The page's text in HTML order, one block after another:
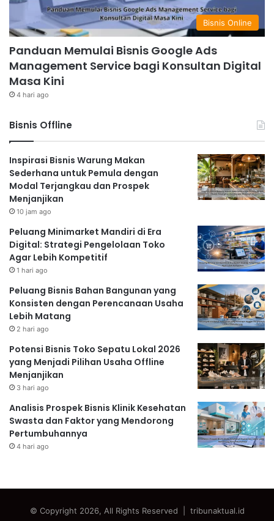
Bisnis Online
Panduan Memulai Bisnis Google Ads
Management Service bagi Konsultan Digital
Masa Kini
4 hari ago
Bisnis Offline
Inspirasi Bisnis Warung Makan
Sederhana untuk Pemula dengan
Modal Terjangkau dan Prospek
Menjanjikan
10 jam ago
Peluang Minimarket Mandiri di Era
Digital: Strategi Pengelolaan Toko
Agar Lebih Kompetitif
1 hari ago
Peluang Bisnis Bahan Bangunan yang
Konsisten dengan Perencanaan Usaha
Lebih Matang
2 hari ago
Potensi Bisnis Toko Sepatu Lokal 2026
yang Menjadi Pilihan Usaha Offline
Menjanjikan
3 hari ago
Analisis Prospek Bisnis Klinik Kesehatan
Swasta dan Faktor yang Mendorong
Pertumbuhannya
4 hari ago
© Copyright 2026, All Rights Reserved | tribunaktual.id